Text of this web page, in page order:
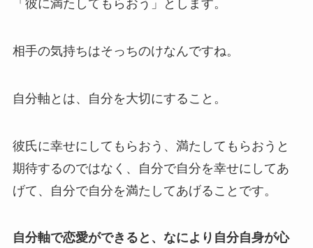
「彼に満たしてもらおう」とします。
相手の気持ちはそっちのけなんですね。
自分軸とは、自分を大切にすること。
彼氏に幸せにしてもらおう、満たしてもらおうと
期待するのではなく、自分で自分を幸せにしてあ
げて、自分で自分を満たしてあげることです。
自分軸で恋愛ができると、なにより自分自身が心